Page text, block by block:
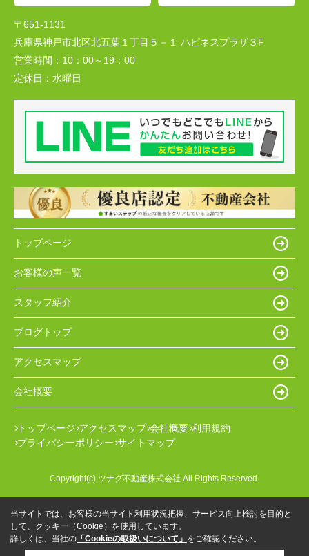
〒651-1131
兵庫県神戸市北区北五葉１丁目５－１ ハピネスプラザ３F
営業時間： 10：00～19：00
定休日： 水曜日
トップページ
お客様の声一覧
スタッフ紹介
ブログトップ
アクセスマップ
会社概要
トップページ アクセスマップ 会社概要 利用規約
プライバシーポリシー サイトマップ
Copyright(c) ツナグ不動産株式会社 All Rights Reserved.
当サイトでは、お客様の当サイト利用状況把握、サービス向上検討を目的と
して、クッキー（Cookie）を使用しています。
詳しくは、当社の 「Cookieの取扱いについて」 をご確認ください。